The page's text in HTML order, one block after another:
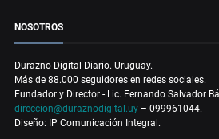
NOSOTROS
Durazno Digital Diario. Uruguay.
Más de 88.000 seguidores en redes sociales.
Fundador y Director - Lic. Fernando Salvador
direccion@duraznodigital.uy – 099961044.
Diseño: IP Comunicación Integral.